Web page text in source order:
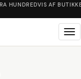
HUNDREDVIS AF